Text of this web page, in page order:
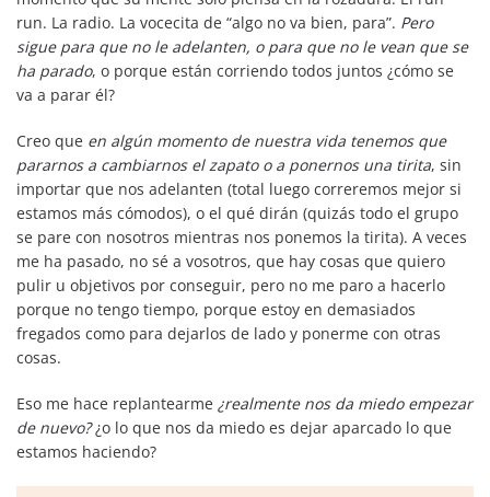
run. La radio. La vocecita de “algo no va bien, para”. Pero
sigue para que no le adelanten, o para que no le vean que se
ha parado, o porque están corriendo todos juntos ¿cómo se
va a parar él?
Creo que en algún momento de nuestra vida tenemos que
pararnos a cambiarnos el zapato o a ponernos una tirita, sin
importar que nos adelanten (total luego correremos mejor si
estamos más cómodos), o el qué dirán (quizás todo el grupo
se pare con nosotros mientras nos ponemos la tirita). A veces
me ha pasado, no sé a vosotros, que hay cosas que quiero
pulir u objetivos por conseguir, pero no me paro a hacerlo
porque no tengo tiempo, porque estoy en demasiados
fregados como para dejarlos de lado y ponerme con otras
cosas.
Eso me hace replantearme ¿realmente nos da miedo empezar
de nuevo?¿o lo que nos da miedo es dejar aparcado lo que
estamos haciendo?